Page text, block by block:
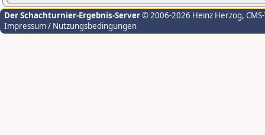
Der Schachturnier-Ergebnis-Server© 2006-2026 Heinz Herzog,
Impressum / Nutzungsbedingungen